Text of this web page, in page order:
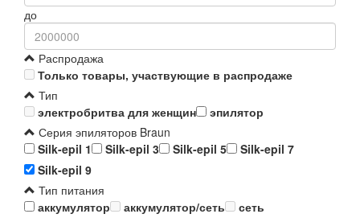
до
Распродажа
Только товары, участвующие в распродаже
Тип
электробритва для женщин
эпилятор
Серия эпиляторов Braun
Silk-epil 1
Silk-epil 3 Silk-epil 5
Silk-epil 7
Silk-epil 9
Тип питания
аккумулятор
аккумулятор/сеть
сеть